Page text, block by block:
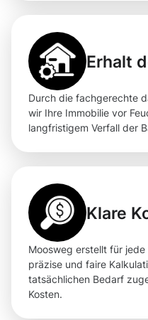
Erhalt
Durch die fachgerechte
wir Ihre Immobilie vor
langfristigem Verfall der
Klare
Moosweg erstellt für
präzise und faire
tatsächlichen Bedarf
Kosten.